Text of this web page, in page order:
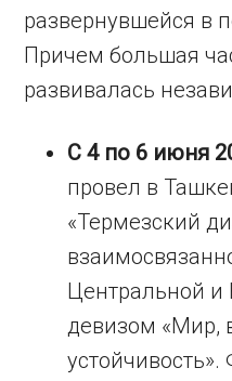
развернувшейся в
Причем большая
развивалась
С 4 по 6 июня
провел в
«Термезский
Центральной
девизом «Мир,